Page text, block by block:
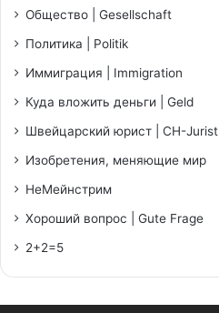
Общество | Gesellschaft
Политика | Politik
Иммиграция | Immigration
Куда вложить деньги | Geld
Швейцарский юрист | CH-Jurist
Изобретения, меняющие мир
НеМейнстрим
Хороший вопрос | Gute Frage
2+2=5